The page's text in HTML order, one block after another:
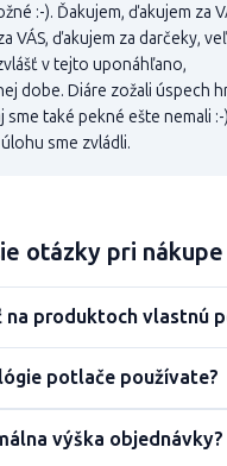
:-). Ďakujem, ďakujem za
VÁS, ďakujem za darčeky,
v tejto uponáhľano,
dobe. Diáre zožali úspech
sme také pekné ešte nemali :-
sme zvládli.
otázky pri nákupe
na produktoch vlastnú
potlače používate?
výška objednávky?